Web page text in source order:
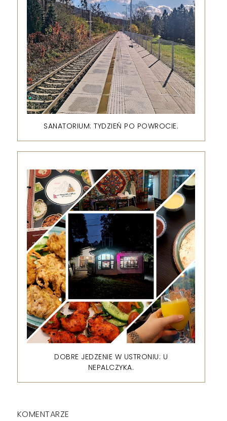
SANATORIUM: TYDZIEŃ PO POWROCIE.
DOBRE JEDZENIE W USTRONIU: U
NEPALCZYKA.
KOMENTARZE